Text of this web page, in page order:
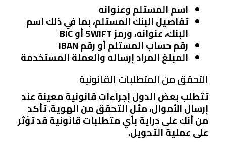
اسم المستلم وعنوانه
تفاصيل البنك المستلم، بما في ذلك اسم
البنك، عنوانه، ورمز SWIFT أو BIC
رقم حساب المستلم أو رقم IBAN
المبلغ المراد إرساله والعملة المستخدمة
التحقق من المتطلبات القانونية
تتطلب بعض الدول إجراءات قانونية معينة عند
إرسال الأموال، مثل التحقق من الهوية. تأكد
من أنك على دراية بأي متطلبات قانونية قد تؤثر
على عملية التحويل.